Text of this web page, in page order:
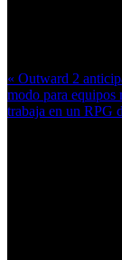
« Outward 2
modo para equipos
trabaja en un RPG